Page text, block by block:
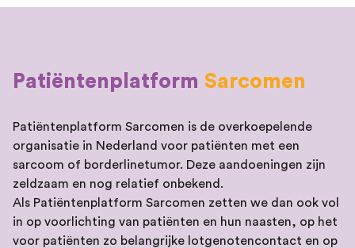
Patiëntenplatform Sarcomen
Patiëntenplatform Sarcomen is de overkoepelende
organisatie in Nederland voor patiënten met een
sarcoom of borderlinetumor. Deze aandoeningen zijn
zeldzaam en nog relatief onbekend.
Als Patiëntenplatform Sarcomen zetten we dan ook vol
in op voorlichting van patiënten en hun naasten, op het
voor patiënten zo belangrijke lotgenotencontact en op